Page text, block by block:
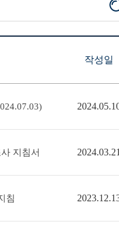
작성일
지침서
침